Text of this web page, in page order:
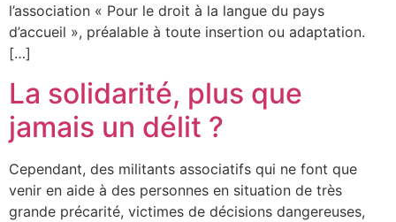
l’association « Pour le droit à la langue du pays
d’accueil », préalable à toute insertion ou adaptation.
[…]
La solidarité, plus que
jamais un délit ?
Cependant, des militants associatifs qui ne font que
venir en aide à des personnes en situation de très
grande précarité, victimes de décisions dangereuses,